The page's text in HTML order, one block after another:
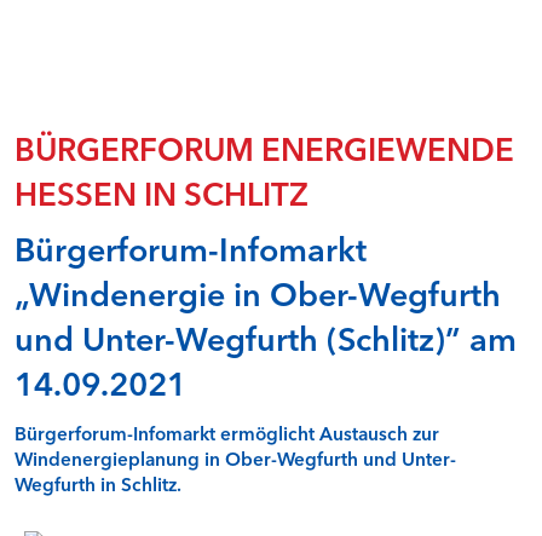
Speicher in der Energiewende II - Faktencheck
Stabilität durch Flexibilität - Faktencheck
Überwachung von Windenergieanlagen in Hessen
Wasserkraft - Faktencheck
Windenergie und Landschaftsbild - Faktencheck
Windenergieflächen steuern
Windenergie und Tourismus - Faktencheck
Qualitätssicherung Gutachten - Fachdialog
Faktencheck Wärmewende
Steuerlicher Querverbund bei hessischen Kommunen -
Online-Seminar
BÜRGERFOREN IN NORDHESSEN (RP KASSEL)
Alheim
BÜRGERFORUM ENERGIEWENDE
HESSEN IN SCHLITZ
Bürgerforum-Infomarkt
„Windenergie in Ober-Wegfurth
und Unter-Wegfurth (Schlitz)” am
14.09.2021
Bürgerforum-Infomarkt ermöglicht Austausch zur
Windenergieplanung in Ober-Wegfurth und Unter-
Wegfurth in Schlitz.